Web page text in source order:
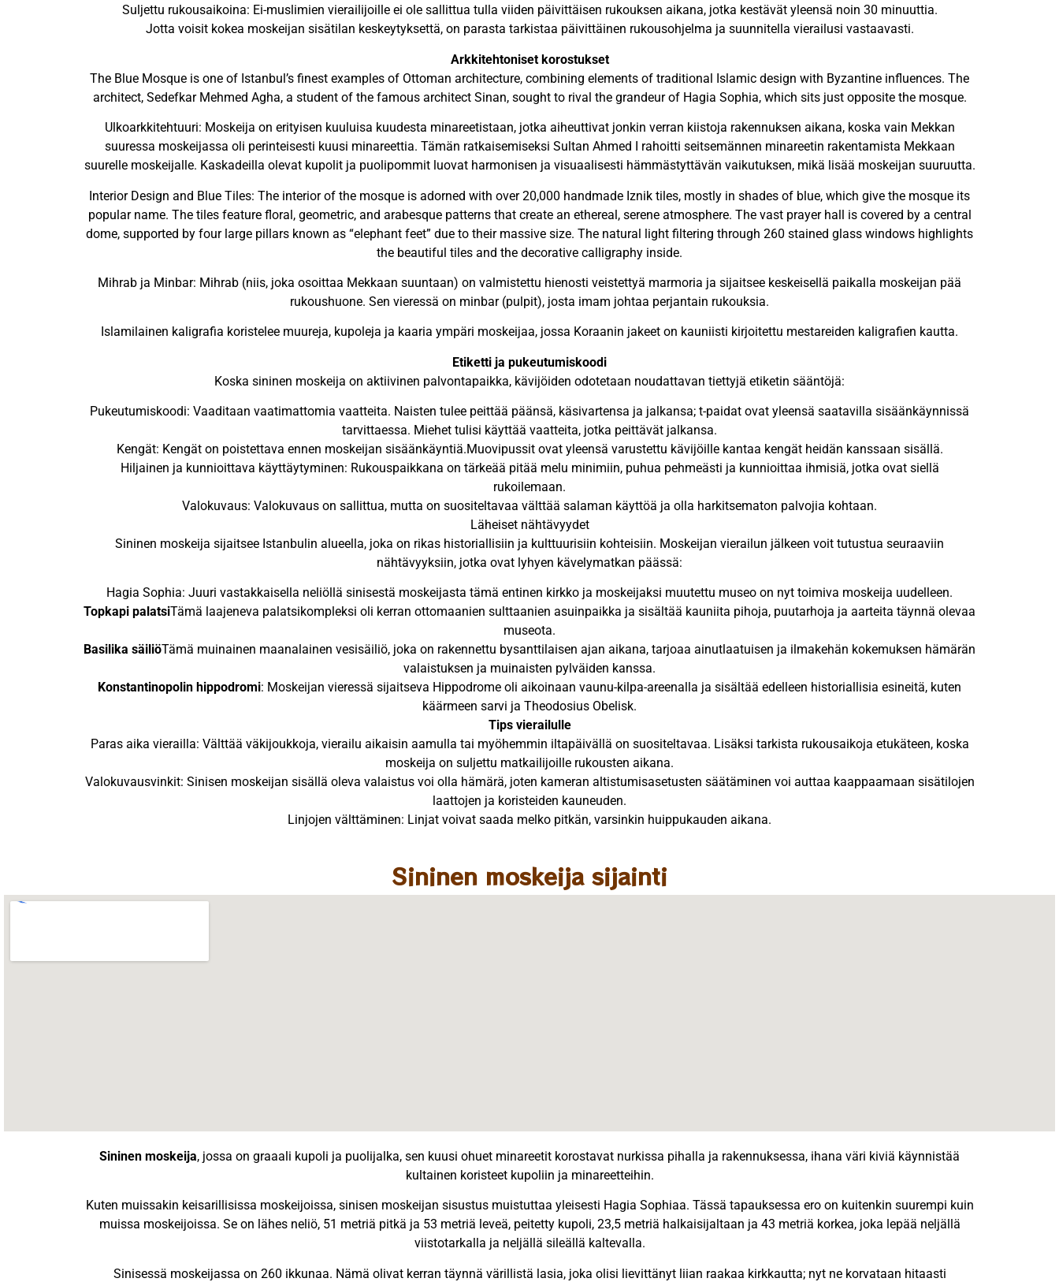
Suljettu rukousaikoina: Ei-muslimien vierailijoille ei ole sallittua tulla viiden päivittäisen rukouksen aikana, jotka kestävät yleensä noin 30 minuuttia.
Jotta voisit kokea moskeijan sisätilan keskeytyksettä, on parasta tarkistaa päivittäinen rukousohjelma ja suunnitella vierailusi vastaavasti.
Arkkitehtoniset korostukset
The Blue Mosque is one of Istanbul’s finest examples of Ottoman architecture, combining elements of traditional Islamic design with Byzantine influences. The
architect, Sedefkar Mehmed Agha, a student of the famous architect Sinan, sought to rival the grandeur of Hagia Sophia, which sits just opposite the mosque.
Ulkoarkkitehtuuri: Moskeija on erityisen kuuluisa kuudesta minareetistaan, jotka aiheuttivat jonkin verran kiistoja rakennuksen aikana, koska vain Mekkan
suuressa moskeijassa oli perinteisesti kuusi minareettia. Tämän ratkaisemiseksi Sultan Ahmed I rahoitti seitsemännen minareetin rakentamista Mekkaan
suurelle moskeijalle. Kaskadeilla olevat kupolit ja puolipommit luovat harmonisen ja visuaalisesti hämmästyttävän vaikutuksen, mikä lisää moskeijan suuruutta.
Interior Design and Blue Tiles: The interior of the mosque is adorned with over 20,000 handmade Iznik tiles, mostly in shades of blue, which give the mosque its
popular name. The tiles feature floral, geometric, and arabesque patterns that create an ethereal, serene atmosphere. The vast prayer hall is covered by a central
dome, supported by four large pillars known as “elephant feet” due to their massive size. The natural light filtering through 260 stained glass windows highlights
the beautiful tiles and the decorative calligraphy inside.
Mihrab ja Minbar: Mihrab (niis, joka osoittaa Mekkaan suuntaan) on valmistettu hienosti veistettyä marmoria ja sijaitsee keskeisellä paikalla moskeijan pää
rukoushuone. Sen vieressä on minbar (pulpit), josta imam johtaa perjantain rukouksia.
Islamilainen kaligrafia koristelee muureja, kupoleja ja kaaria ympäri moskeijaa, jossa Koraanin jakeet on kauniisti kirjoitettu mestareiden kaligrafien kautta.
Etiketti ja pukeutumiskoodi
Koska sininen moskeija on aktiivinen palvontapaikka, kävijöiden odotetaan noudattavan tiettyjä etiketin sääntöjä:
Pukeutumiskoodi: Vaaditaan vaatimattomia vaatteita. Naisten tulee peittää päänsä, käsivartensa ja jalkansa; t-paidat ovat yleensä saatavilla sisäänkäynnissä
tarvittaessa. Miehet tulisi käyttää vaatteita, jotka peittävät jalkansa.
Kengät: Kengät on poistettava ennen moskeijan sisäänkäyntiä.Muovipussit ovat yleensä varustettu kävijöille kantaa kengät heidän kanssaan sisällä.
Hiljainen ja kunnioittava käyttäytyminen: Rukouspaikkana on tärkeää pitää melu minimiin, puhua pehmeästi ja kunnioittaa ihmisiä, jotka ovat siellä
rukoilemaan.
Valokuvaus: Valokuvaus on sallittua, mutta on suositeltavaa välttää salaman käyttöä ja olla harkitsematon palvojia kohtaan.
Läheiset nähtävyydet
Sininen moskeija sijaitsee Istanbulin alueella, joka on rikas historiallisiin ja kulttuurisiin kohteisiin. Moskeijan vierailun jälkeen voit tutustua seuraaviin
nähtävyyksiin, jotka ovat lyhyen kävelymatkan päässä:
Hagia Sophia: Juuri vastakkaisella neliöllä sinisestä moskeijasta tämä entinen kirkko ja moskeijaksi muutettu museo on nyt toimiva moskeija uudelleen.
Topkapi palatsiTämä laajeneva palatsikompleksi oli kerran ottomaanien sulttaanien asuinpaikka ja sisältää kauniita pihoja, puutarhoja ja aarteita täynnä olevaa
museota.
Basilika säiliöTämä muinainen maanalainen vesisäiliö, joka on rakennettu bysanttilaisen ajan aikana, tarjoaa ainutlaatuisen ja ilmakehän kokemuksen hämärän
valaistuksen ja muinaisten pylväiden kanssa.
Konstantinopolin hippodromi: Moskeijan vieressä sijaitseva Hippodrome oli aikoinaan vaunu-kilpa-areenalla ja sisältää edelleen historiallisia esineitä, kuten
käärmeen sarvi ja Theodosius Obelisk.
Tips vierailulle
Paras aika vierailla: Välttää väkijoukkoja, vierailu aikaisin aamulla tai myöhemmin iltapäivällä on suositeltavaa. Lisäksi tarkista rukousaikoja etukäteen, koska
moskeija on suljettu matkailijoille rukousten aikana.
Valokuvausvinkit: Sinisen moskeijan sisällä oleva valaistus voi olla hämärä, joten kameran altistumisasetusten säätäminen voi auttaa kaappaamaan sisätilojen
laattojen ja koristeiden kauneuden.
Linjojen välttäminen: Linjat voivat saada melko pitkän, varsinkin huippukauden aikana.
Sininen moskeija sijainti
Sininen moskeija, jossa on graaali kupoli ja puolijalka, sen kuusi ohuet minareetit korostavat nurkissa pihalla ja rakennuksessa, ihana väri kiviä käynnistää
kultainen koristeet kupoliin ja minareetteihin.
Kuten muissakin keisarillisissa moskeijoissa, sinisen moskeijan sisustus muistuttaa yleisesti Hagia Sophiaa. Tässä tapauksessa ero on kuitenkin suurempi kuin
muissa moskeijoissa. Se on lähes neliö, 51 metriä pitkä ja 53 metriä leveä, peitetty kupoli, 23,5 metriä halkaisijaltaan ja 43 metriä korkea, joka lepää neljällä
viistotarkalla ja neljällä sileällä kaltevalla.
Sinisessä moskeijassa on 260 ikkunaa. Nämä olivat kerran täynnä värillistä lasia, joka olisi lievittänyt liian raakaa kirkkautta; nyt ne korvataan hitaasti